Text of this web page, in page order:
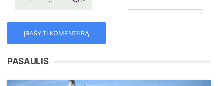
PASAULIS